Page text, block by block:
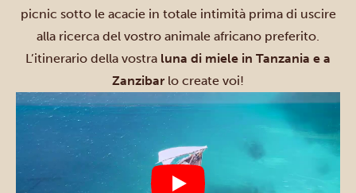
picnic sotto le acacie in totale intimità prima di uscire
alla ricerca del vostro animale africano preferito.
L’itinerario della vostra luna di miele in Tanzania e a
Zanzibar lo create voi!